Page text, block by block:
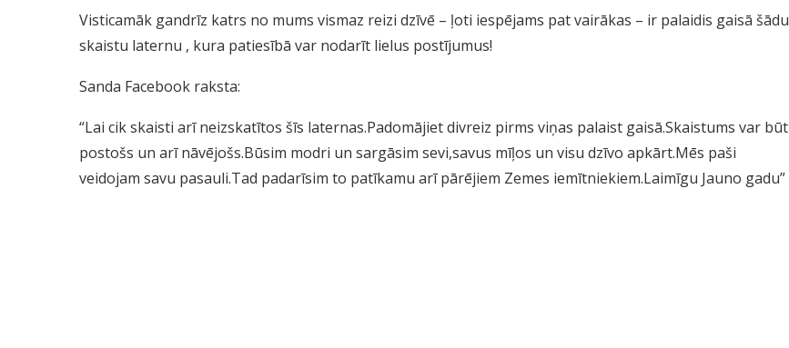
Visticamāk gandrīz katrs no mums vismaz reizi dzīvē – ļoti iespējams pat vairākas – ir palaidis gaisā šādu
skaistu laternu , kura patiesībā var nodarīt lielus postījumus!
Sanda Facebook raksta:
“Lai cik skaisti arī neizskatītos šīs laternas.Padomājiet divreiz pirms viņas palaist gaisā.Skaistums var būt
postošs un arī nāvējošs.Būsim modri un sargāsim sevi,savus mīļos un visu dzīvo apkārt.Mēs paši
veidojam savu pasauli.Tad padarīsim to patīkamu arī pārējiem Zemes iemītniekiem.Laimīgu Jauno gadu”